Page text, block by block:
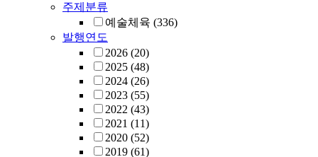
주제분류
예술체육 (336)
발행연도
2026 (20)
2025 (48)
2024 (26)
2023 (55)
2022 (43)
2021 (11)
2020 (52)
2019 (61)